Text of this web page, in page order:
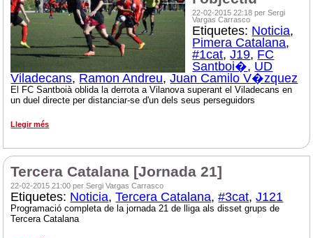
22-02-2015 22:18 per Sergi
Vargas Carrasco
Etiquetes: Noticia,
Pimera Catalana,
#1cat,J19, FC
Santboi�, UD
Viladecans, Ramon Andreu,Juan Camilo V�zquez
El FC Santboià oblida la derrota a Vilanova superant el Viladecans en
un duel directe per distanciar-se d'un dels seus perseguidors
Llegir més
Tercera Catalana [Jornada 21]
22-02-2015 21:00 per Sergi Vargas Carrasco
Etiquetes: Noticia,Tercera Catalana,#3cat,J121
Programació completa de la jornada 21 de lliga als disset grups de
Tercera Catalana